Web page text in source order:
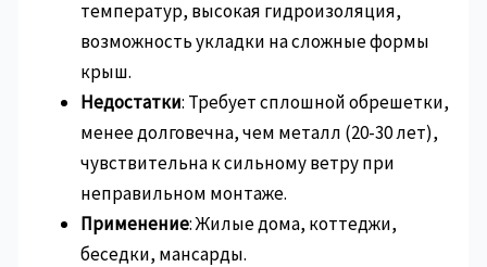
температур, высокая гидроизоляция,
возможность укладки на сложные формы
крыш.
Недостатки: Требует сплошной обрешетки,
менее долговечна, чем металл (20-30 лет),
чувствительна к сильному ветру при
неправильном монтаже.
Применение: Жилые дома, коттеджи,
беседки, мансарды.